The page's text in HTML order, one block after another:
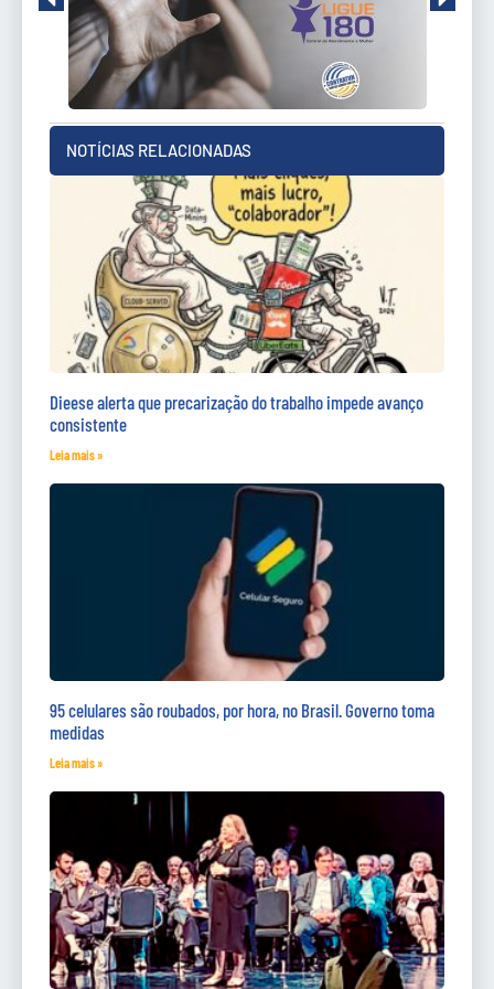
NOTÍCIAS RELACIONADAS
Dieese alerta que precarização do trabalho impede avanço
consistente
Leia mais »
95 celulares são roubados, por hora, no Brasil. Governo toma
medidas
Leia mais »